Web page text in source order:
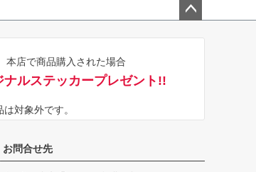
本店で商品購入された場合
ナルステッカープレゼント!!
対象外です。
お問合せ先